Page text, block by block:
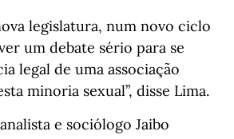
legislatura, num novo ciclo
um debate sério para se
legal de uma associação
minoria sexual”, disse Lima.
e sociólogo Jaibo